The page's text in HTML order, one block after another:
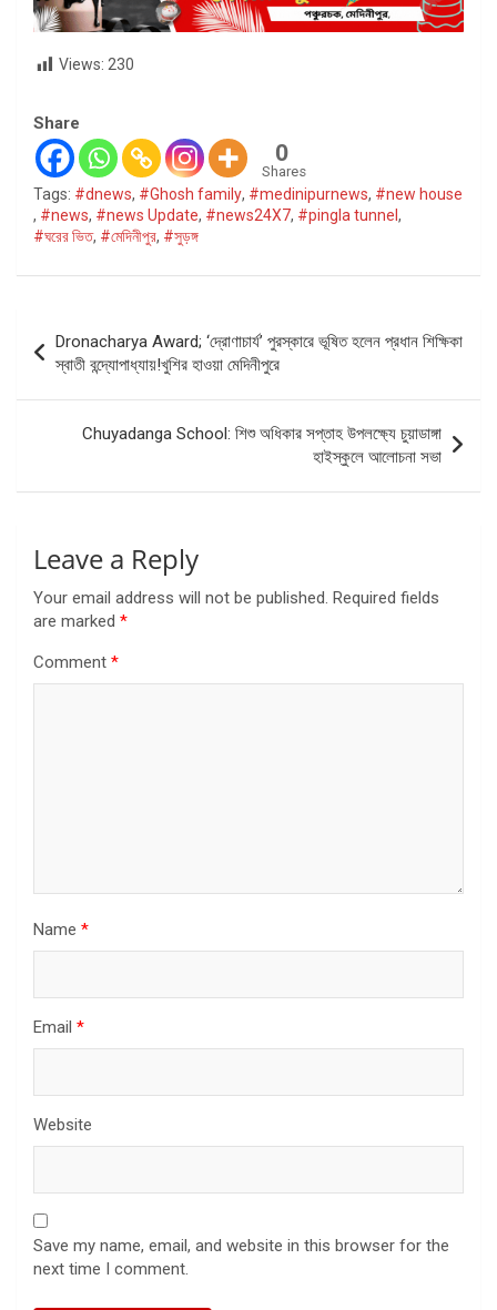
Views: 230
Share
0
Shares
Tags: #dnews, #Ghosh family, #medinipurnews, #new house
, #news, #news Update, #news24X7, #pingla tunnel ,
#ঘরের ভিত, #মেদিনীপুর, #সুড়ঙ্গ
navigation
Dronacharya Award; ‘দ্রোণাচার্য’ পুরস্কারে ভূষিত হলেন প্রধান শিক্ষিকা
স্বাতী বন্দ্যোপাধ্যায়!খুশির হাওয়া মেদিনীপুরে
Chuyadanga School: শিশু অধিকার সপ্তাহ উপলক্ষ্যে চুয়াডাঙ্গা
হাইস্কুলে আলোচনা সভা
Leave a Reply
Your email address will not be published. Required fields
are marked *
Comment *
Name *
Email *
Website
Save my name, email, and website in this browser for the
next time I comment.